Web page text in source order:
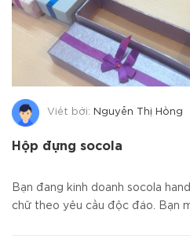
Viết bởi: Nguyễn Thị Hồng
Hộp đựng socola
Bạn đang kinh doanh socola
chữ theo yêu cầu độc đáo. Bạn